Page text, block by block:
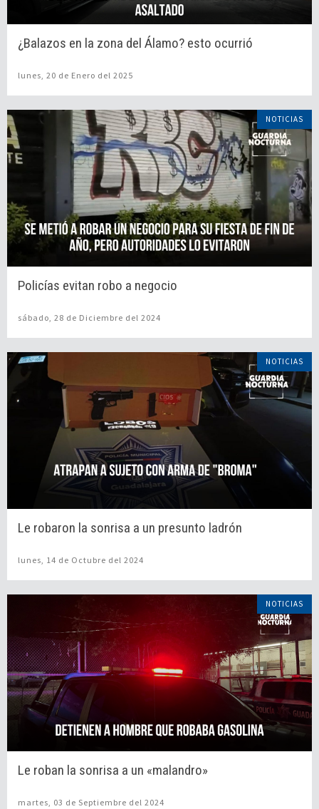
¿Balazos en la zona del Álamo? esto ocurrió
lunes, 20 de Enero del 2025
NOTICIAS
Policías evitan robo a negocio
sábado, 28 de Diciembre del 2024
NOTICIAS
Le robaron la sonrisa a un presunto ladrón
lunes, 14 de Octubre del 2024
NOTICIAS
Le roban la sonrisa a un «malandro»
martes, 03 de Septiembre del 2024